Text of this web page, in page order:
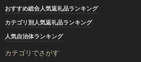
おすすめ総合人気返礼品ランキング
カテゴリ別人気返礼品ランキング
人気自治体ランキング
カテゴリでさがす